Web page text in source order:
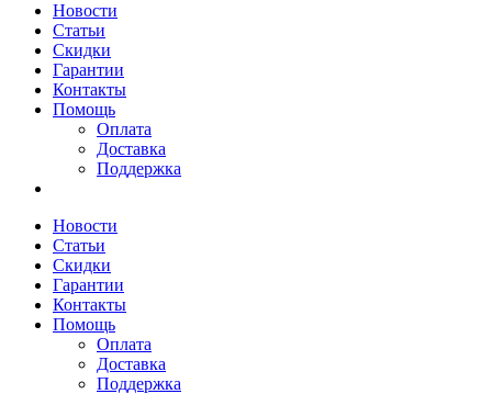
Новости
Статьи
Скидки
Гарантии
Контакты
Помощь
Оплата
Доставка
Поддержка
Новости
Статьи
Скидки
Гарантии
Контакты
Помощь
Оплата
Доставка
Поддержка